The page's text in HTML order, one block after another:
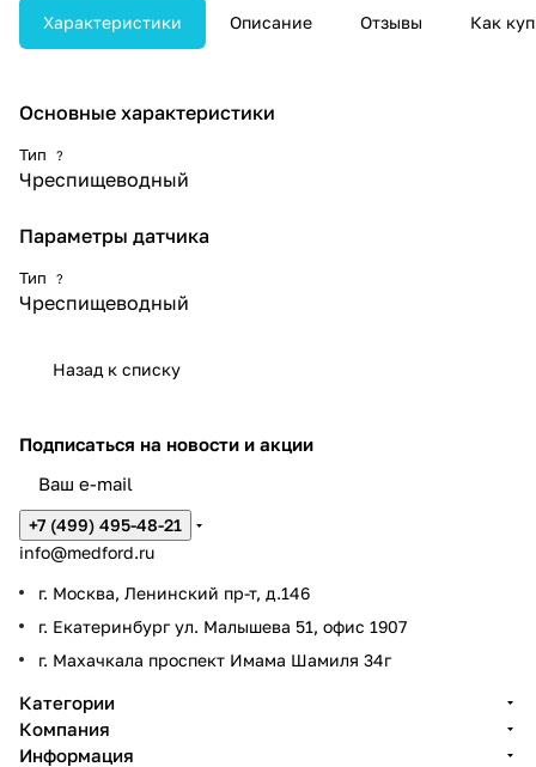
Характеристики Описание Отзывы Как
Основные характеристики
Тип ?
Чреспищеводный
Параметры датчика
Тип ?
Чреспищеводный
Назад к списку
Подписаться на новости и акции
+7 (499) 495-48-21
info@medford.ru
г. Москва, Ленинский пр-т, д.146
г. Екатеринбург ул. Малышева 51, офис 1907
г. Махачкала проспект Имама Шамиля 34г
Категории
Компания
Информация